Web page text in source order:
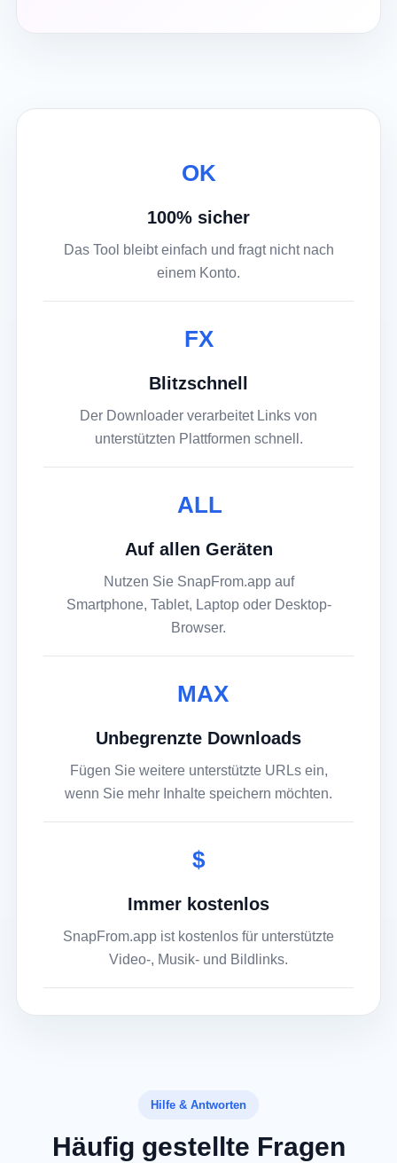
OK
100% sicher
Das Tool bleibt einfach und fragt nicht nach
einem Konto.
FX
Blitzschnell
Der Downloader verarbeitet Links von
unterstützten Plattformen schnell.
ALL
Auf allen Geräten
Nutzen Sie SnapFrom.app auf
Smartphone, Tablet, Laptop oder Desktop-
Browser.
MAX
Unbegrenzte Downloads
Fügen Sie weitere unterstützte URLs ein,
wenn Sie mehr Inhalte speichern möchten.
$
Immer kostenlos
SnapFrom.app ist kostenlos für unterstützte
Video-, Musik- und Bildlinks.
Hilfe & Antworten
Häufig gestellte Fragen